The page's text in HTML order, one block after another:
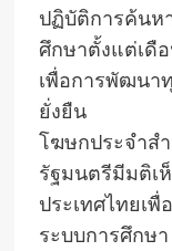
ปฏิบัติการค้นห
ศึกษาตั้งแต่เดื
เพื่อการพัฒนา
ยั่งยืน
โฆษกประจำส
รัฐมนตรีมีมติเ
ประเทศไทยเ
ระบบการศึกษ